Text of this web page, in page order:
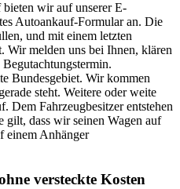
wir auf unserer E-
Autoankauf-Formular an. Die
und mit einem letzten
Wir melden uns bei Ihnen, klären
Bundesgebiet. Wir kommen
steht. Weitere oder weite
Dem Fahrzeugbesitzer entstehen
gilt, dass wir seinen Wagen auf
einem Anhänger
versteckte Kosten